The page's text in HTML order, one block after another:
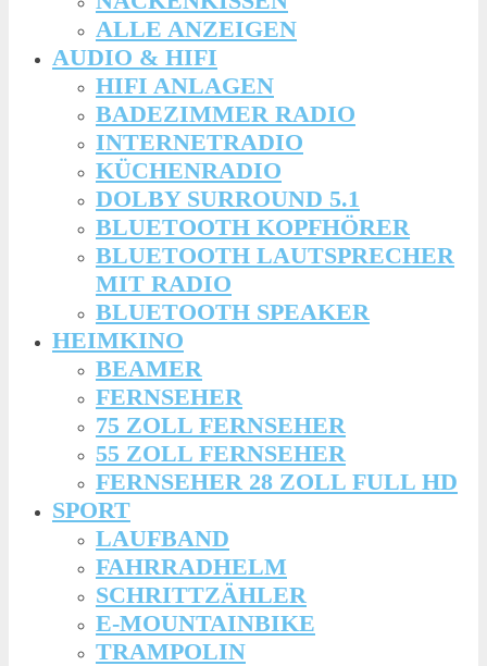
ALLE ANZEIGEN
AUDIO & HIFI
HIFI ANLAGEN
BADEZIMMER RADIO
INTERNETRADIO
KÜCHENRADIO
DOLBY SURROUND 5.1
BLUETOOTH KOPFHÖRER
BLUETOOTH LAUTSPRECHER
MIT RADIO
BLUETOOTH SPEAKER
HEIMKINO
BEAMER
FERNSEHER
75 ZOLL FERNSEHER
55 ZOLL FERNSEHER
FERNSEHER 28 ZOLL FULL HD
SPORT
LAUFBAND
FAHRRADHELM
SCHRITTZÄHLER
E-MOUNTAINBIKE
TRAMPOLIN